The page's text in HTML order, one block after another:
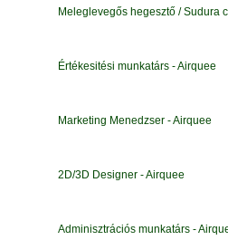
Meleglevegős hegesztő / Sudura
Értékesitési munkatárs - Airquee
Marketing Menedzser - Airquee
2D/3D Designer - Airquee
Adminisztrációs munkatárs -